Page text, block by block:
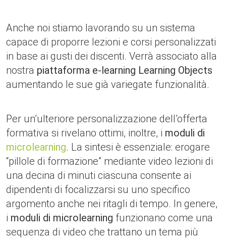
Anche noi stiamo lavorando su un sistema
capace di proporre lezioni e corsi personalizzati
in base ai gusti dei discenti. Verrà associato alla
nostra piattaforma e-learning Learning Objects
aumentando le sue già variegate funzionalità.
Per un’ulteriore personalizzazione dell’offerta
formativa si rivelano ottimi, inoltre, i moduli di
microlearning. La sintesi è essenziale: erogare
“pillole di formazione” mediante video lezioni di
una decina di minuti ciascuna consente ai
dipendenti di focalizzarsi su uno specifico
argomento anche nei ritagli di tempo. In genere,
i moduli di microlearning funzionano come una
sequenza di video che trattano un tema più